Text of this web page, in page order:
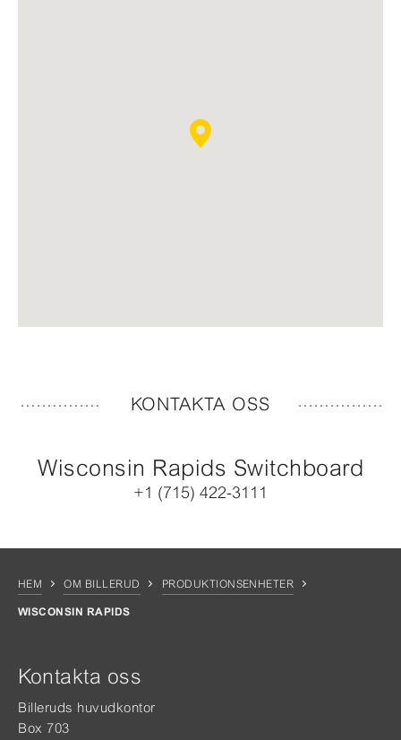
KONTAKTA OSS
Wisconsin Rapids Switchboard
+1 (715) 422-3111
HEM OM BILLERUD PRODUKTIONSENHETER
WISCONSIN RAPIDS
Kontakta oss
Billeruds huvudkontor
Box 703